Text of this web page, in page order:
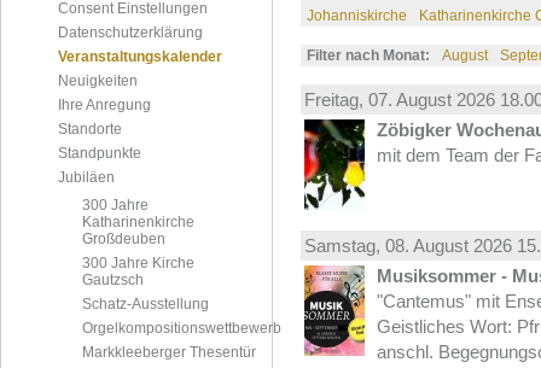
Consent Einstellungen
Datenschutzerklärung
Veranstaltungskalender
Neuigkeiten
Ihre Anregung
Standorte
Standpunkte
Jubiläen
300 Jahre
Katharinenkirche
Großdeuben
300 Jahre Kirche
Gautzsch
Schatz-Ausstellung
Orgelkompositionswettbewerb
Markkleeberger Thesentür
Johanniskirche
Katharinenkirche
Filter nach Monat: August
Freitag, 07. August 2026
Zöbigker
mit dem Team der
Samstag, 08. August 2026
Musiksommer -
"Cantemus" mit
Geistliches Wort:
anschl.